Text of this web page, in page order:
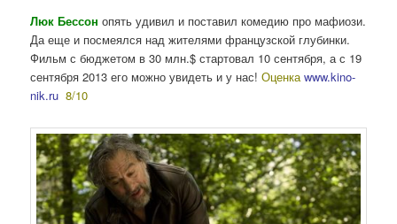
Люк Бессонопять удивил и поставил комедию про мафиози.
Да еще и посмеялся над жителями французской глубинки.
Фильм с бюджетом в 30 млн.$ стартовал 10 сентября, а с 19
сентября 2013 его можно увидеть и у нас!Оценкаwww.kino-
nik.ru 8/10